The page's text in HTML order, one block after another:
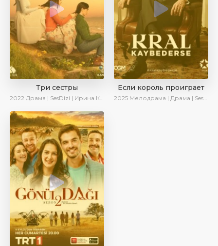
Три сестры
2022 Драма | SesDizi | Ирина Котова | AveTurk
Если король проиграет
2025 Мелодрама | Драма | SesDizi | Ирина Котова | AlisaDirilis | Turok1990 | Новинки | Сериалы 2025